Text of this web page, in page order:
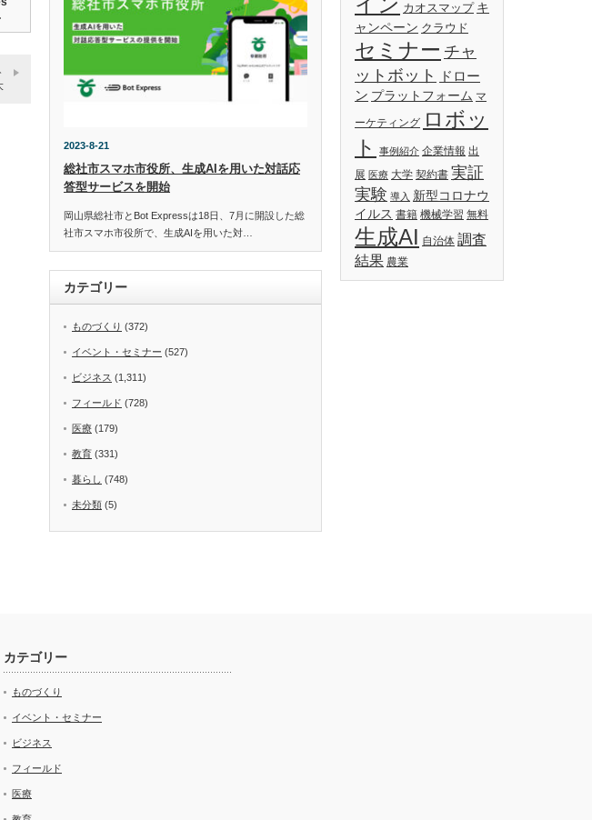
2023-8-21
総社市スマホ市役所、生成AIを用いた対話応
答型サービスを開始
岡山県総社市とBot Expressは18日、7月に開設した総
社市スマホ市役所で、生成AIを用いた対…
カテゴリー
ものづくり (372)
イベント・セミナー (527)
ビジネス (1,311)
フィールド (728)
医療 (179)
教育 (331)
暮らし (748)
未分類 (5)
カオスマップ キ
ャンペーン クラウド
セミナー チャ
ットボット
ドロー
ン プラットフォーム マ
ーケティング ロボッ
ト
事例紹介 企業情報 出
展 医療 大学 契約書 実証
実験 導入 新型コロナウ
イルス 書籍 機械学習 無料
生成AI 自治体 調査
結果 農業
カテゴリー
ものづくり
イベント・セミナー
ビジネス
フィールド
医療